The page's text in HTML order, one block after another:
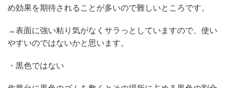
め効果を期待されることが多いので難しいところです。
→表面に強い粘り気がなくサラっとしていますので、使い
やすいのではないかと思います。
・黒色ではない